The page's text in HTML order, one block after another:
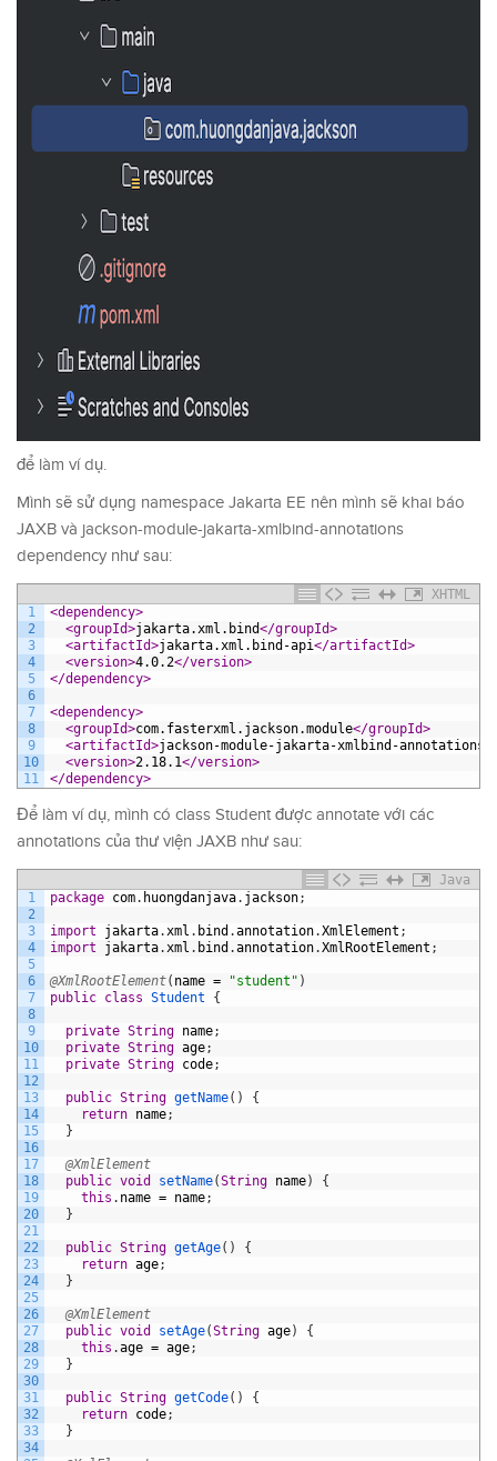
để làm ví dụ.
Mình sẽ sử dụng namespace Jakarta EE nên mình sẽ khai báo
JAXB và jackson-module-jakarta-xmlbind-annotations
dependency như sau:
XHTML
1
2
3
4
5
6
7
8
9
10
11
<dependency>
<groupId>jakarta.xml.bind</groupId>
<artifactId>jakarta.xml.bind-api</artifactId>
<version>4.0.2</version>
</dependency>
<dependency>
<groupId>com.fasterxml.jackson.module</groupId>
<artifactId>jackson-module-jakarta-xmlbind-annotations
<version>2.18.1</version>
</dependency>
Để làm ví dụ, mình có class Student được annotate với các
annotations của thư viện JAXB như sau:
Java
1
2
3
4
5
6
7
8
9
10
11
12
13
14
15
16
17
18
19
20
21
22
23
24
25
26
27
28
29
30
31
32
33
34
package com. huongdanjava. jackson;
import jakarta. xml . bind .annotation.XmlElement ;
import
jakarta. xml . bind .annotation.XmlRootElement ;
@XmlRootElement( name = "student" )
public class Student {
private String name;
private String age;
private String code;
public String getName( )
{
return name;
}
@XmlElement
public void setName(String name)
{
this . name = name;
}
public String getAge( )
{
return age;
}
@XmlElement
public void setAge(String age)
{
this .age = age;
}
public String getCode( )
{
return code;
}